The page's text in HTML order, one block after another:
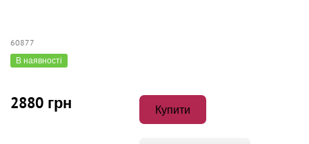
60877
В наявності
2880 грн Купити